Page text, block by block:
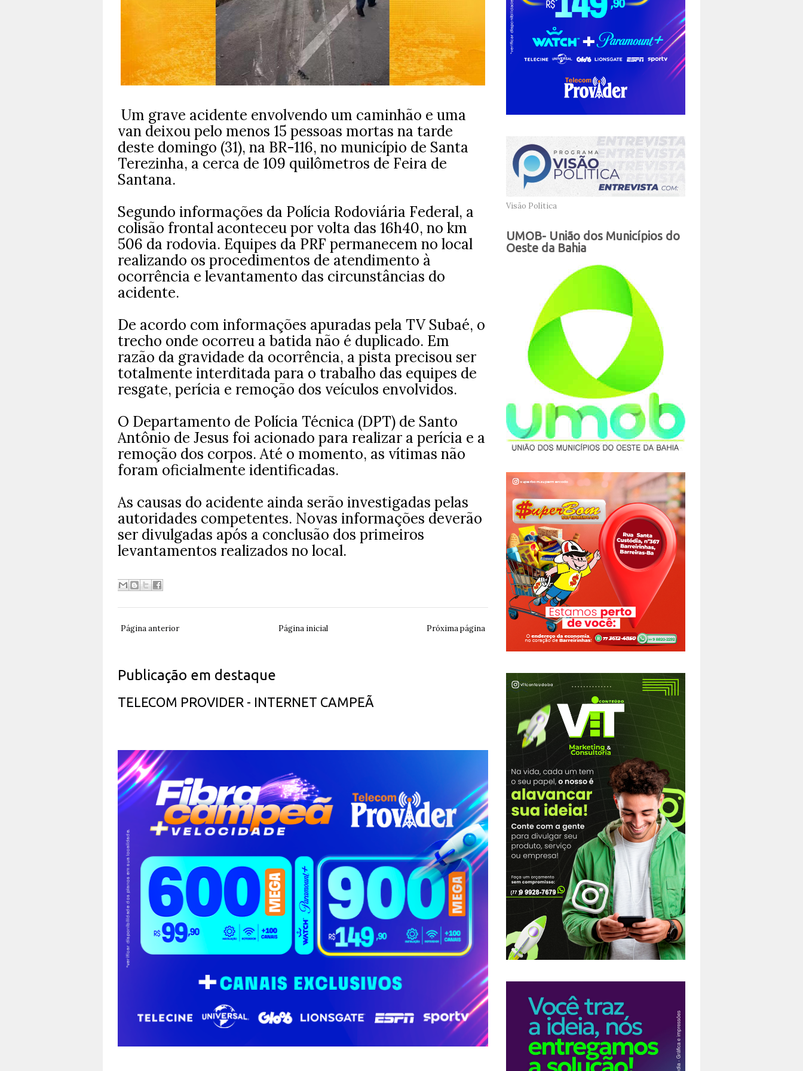
Um grave acidente envolvendo um caminhão e uma
van deixou pelo menos 15 pessoas mortas na tarde
deste domingo (31), na BR-116, no município de Santa
Terezinha, a cerca de 109 quilômetros de Feira de
Santana.
Segundo informações da Polícia Rodoviária Federal, a
colisão frontal aconteceu por volta das 16h40, no km
506 da rodovia. Equipes da PRF permanecem no local
realizando os procedimentos de atendimento à
ocorrência e levantamento das circunstâncias do
acidente.
De acordo com informações apuradas pela TV Subaé, o
trecho onde ocorreu a batida não é duplicado. Em
razão da gravidade da ocorrência, a pista precisou ser
totalmente interditada para o trabalho das equipes de
resgate, perícia e remoção dos veículos envolvidos.
O Departamento de Polícia Técnica (DPT) de Santo
Antônio de Jesus foi acionado para realizar a perícia e a
remoção dos corpos. Até o momento, as vítimas não
foram oficialmente identificadas.
As causas do acidente ainda serão investigadas pelas
autoridades competentes. Novas informações deverão
ser divulgadas após a conclusão dos primeiros
levantamentos realizados no local.
Página anterior Próxima página
Página inicial
Publicação em destaque
TELECOM PROVIDER - INTERNET CAMPEÃ
Visão Política
UMOB- União dos Municípios do
Oeste da Bahia